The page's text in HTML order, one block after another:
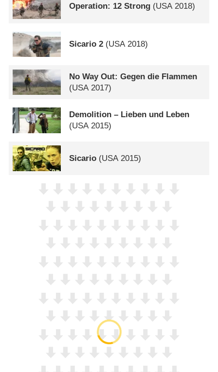
Operation: 12 Strong (USA2018)
Sicario 2 (USA2018)
No Way Out: Gegen die Flammen
(USA2017)
Demolition – Lieben und Leben
(USA2015)
Sicario (USA2015)